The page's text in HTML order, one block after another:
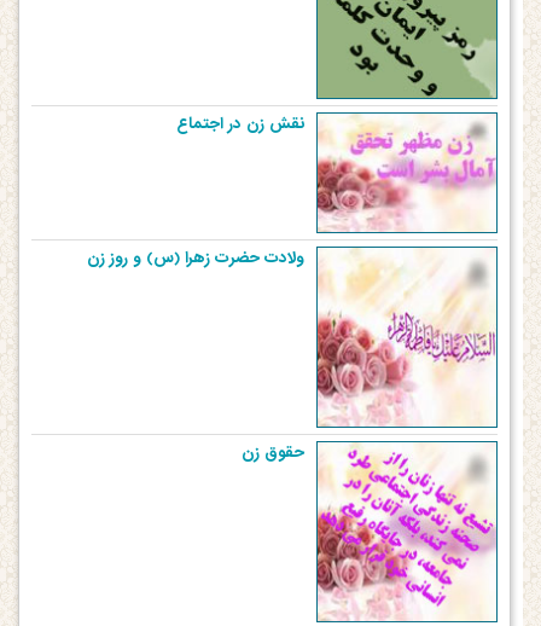
نقش زن در اجتماع
ولادت حضرت‏‎ ‎‏زهرا (س) و روز زن
حقوق زن